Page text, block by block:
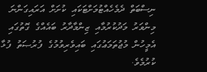
ނިސްބަތް ދެމެހެއްޓުމަށްޓަކައި ކުށަށް އަރައިގަންނަ
މިންވަރު މަދުކުރުމާއި ޒިންމާދާރު ބައެއްގެ ގޮތުގައި
އެމީހުން މުޖުތަމަޢުގައި ބައިވެރިވުމުގެ ފުރުޞަތު ފުޅާ
ކުރުމެވެ.